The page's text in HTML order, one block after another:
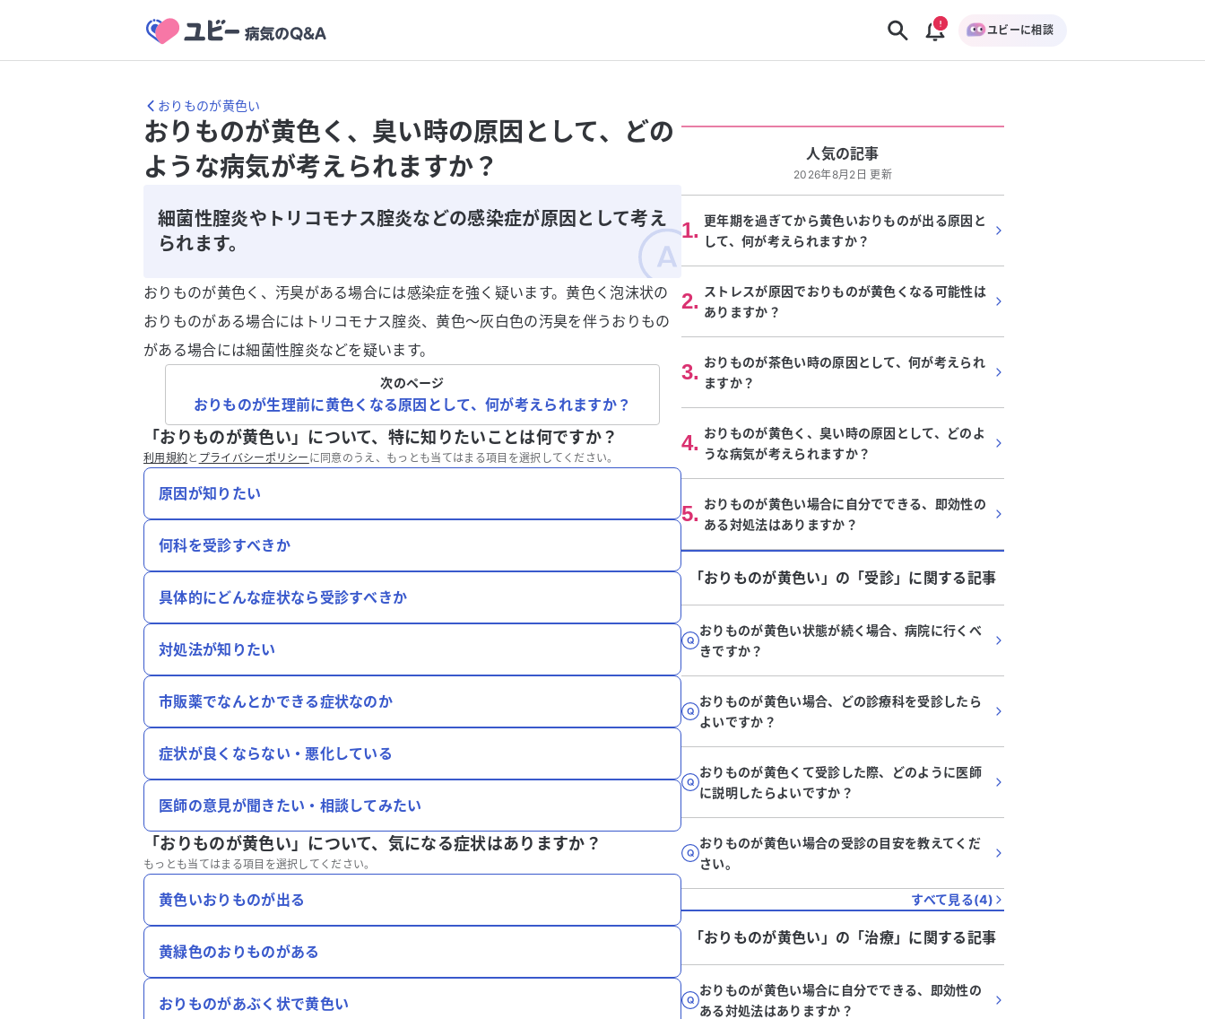
ユビーに相談
おりものが黄色い
おりものが黄色く、臭い時の原因として、どの
ような病気が考えられますか？
細菌性腟炎やトリコモナス腟炎などの感染症が原因として考え
られます。
おりものが黄色く、汚臭がある場合には感染症を強く疑います。黄色く泡沫状の
おりものがある場合にはトリコモナス腟炎、黄色～灰白色の汚臭を伴うおりもの
がある場合には細菌性腟炎などを疑います。
次のページ
おりものが生理前に黄色くなる原因として、何が考えられますか？
「おりものが黄色い」について、特に知りたいことは何ですか？
利用規約と プライバシーポリシー に同意のうえ、もっとも当てはまる項目を選択してください。
原因が知りたい
何科を受診すべきか
具体的にどんな症状なら受診すべきか
対処法が知りたい
市販薬でなんとかできる症状なのか
症状が良くならない・悪化している
医師の意見が聞きたい・相談してみたい
「おりものが黄色い」について、 気になる症状はありますか？
もっとも当てはまる項目を選択してください。
黄色いおりものが出る
黄緑色のおりものがある
おりものがあぶく状で黄色い
人気の記事
2026年8月2日 更新
1. 更年期を過ぎてから黄色いおりものが出る原因と
して、何が考えられますか？
2. ストレスが原因でおりものが黄色くなる可能性は
ありますか？
3. おりものが茶色い時の原因として、何が考えられ
ますか？
4. おりものが黄色く、臭い時の原因として、どのよ
うな病気が考えられますか？
5. おりものが黄色い場合に自分でできる、即効性の
ある対処法はありますか？
「おりものが黄色い」 の「受診」に関する記事
おりものが黄色い状態が続く場合、病院に行くべ
きですか？
おりものが黄色い場合、どの診療科を受診したら
よいですか？
おりものが黄色くて受診した際、どのように医師
に説明したらよいですか？
おりものが黄色い場合の受診の目安を教えてくだ
さい。
すべて見る(4)
「おりものが黄色い」 の「治療」に関する記事
おりものが黄色い場合に自分でできる、即効性の
ある対処法はありますか？